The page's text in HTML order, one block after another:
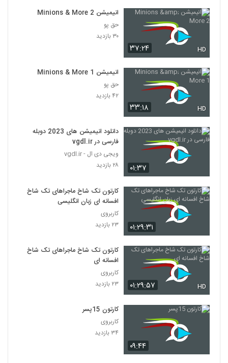
۳۷:۲۴ HD
انیمیشن Minions & More 2
حق پو
۳۰ بازدید
۳۳:۱۸ HD
انیمیشن Minions & More 1
حق پو
۴۲ بازدید
۰۱:۳۷
دانلود انیمیشن های 2023 دوبله
فارسی در vgdl.ir
ویجی دی ال - vgdl.ir
۲۸ بازدید
۰۱:۲۹:۳۱
کارتون تک شاخ ماجراهای تک شاخ
افسانه ای زبان انگلیسی
کاربروی
۲۳ بازدید
۰۱:۲۹:۵۷ HD
کارتون تک شاخ ماجراهای تک شاخ
افسانه ای
کاربروی
۲۳ بازدید
۰۹:۴۴
کارتون 15پسر
کاربروی
۳۴ بازدید